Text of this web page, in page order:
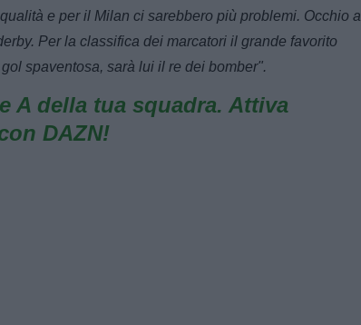
e per il Milan ci sarebbero più problemi. Occhio a
Per la classifica dei marcatori il grande favorito
spaventosa, sarà lui il re dei bomber".
A della tua squadra. Attiva
DAZN!